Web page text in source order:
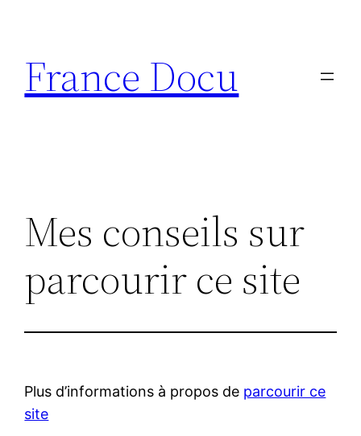
contenu
France Docu
Mes conseils sur
parcourir ce site
Plus d’informations à propos de parcourir ce
site